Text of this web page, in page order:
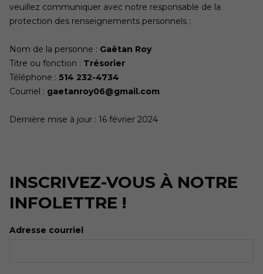
veuillez communiquer avec notre responsable de la
protection des renseignements personnels :
Nom de la personne : Gaêtan Roy
Titre ou fonction : Trésorier
Téléphone : 514 232-4734
Courriel : gaetanroy06@gmail.com
Dernière mise à jour : 16 février 2024
INSCRIVEZ-VOUS À NOTRE
INFOLETTRE !
Adresse courriel